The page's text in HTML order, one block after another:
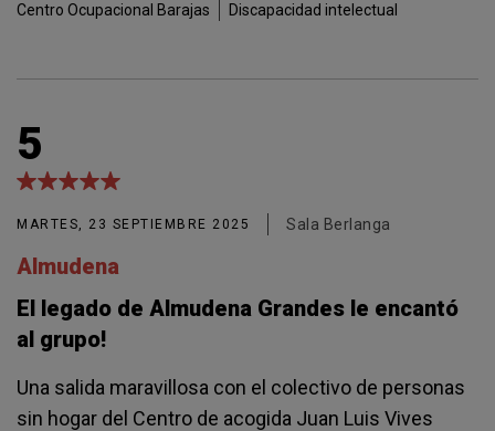
Centro Ocupacional Barajas
Discapacidad intelectual
5
MARTES, 23 SEPTIEMBRE 2025 Sala Berlanga
Almudena
El legado de Almudena Grandes le encantó
al grupo!
Una salida maravillosa con el colectivo de personas
sin hogar del Centro de acogida Juan Luis Vives